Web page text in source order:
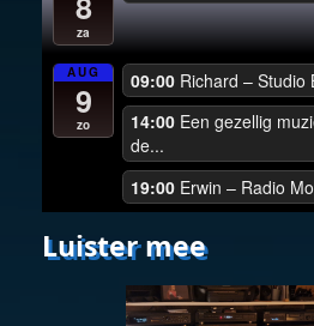
za
AUG
9
zo
09:00 Richard – Studio
14:00 Een gezellig
de...
19:00 Erwin – Radio
Luister mee